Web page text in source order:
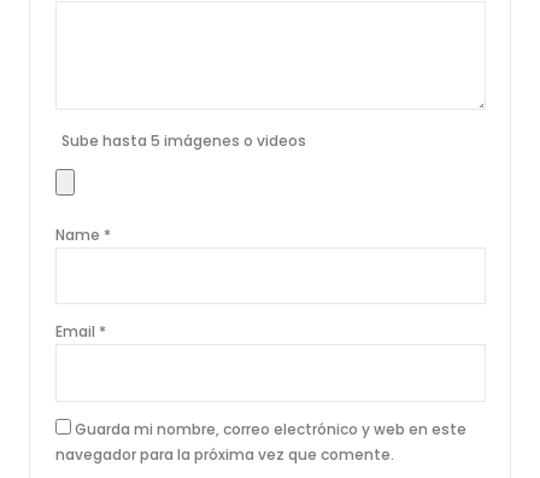
Sube hasta 5 imágenes o videos
Name *
Email *
Guarda mi nombre, correo electrónico y web en este
navegador para la próxima vez que comente.